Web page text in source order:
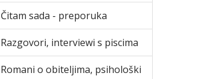
Čitam sada - preporuka
Razgovori, interviewi s piscima
Romani o obiteljima, psihološki